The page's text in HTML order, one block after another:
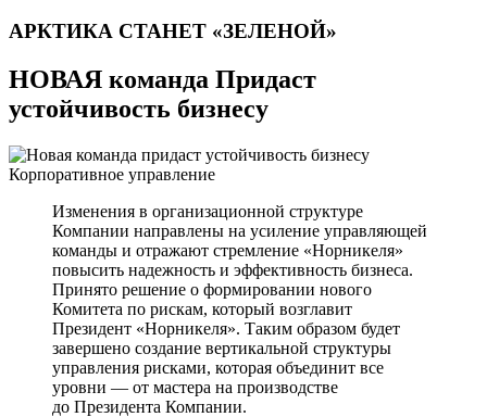
АРКТИКА СТАНЕТ «ЗЕЛЕНОЙ»
НОВАЯ команда Придаст
устойчивость бизнесу
Корпоративное управление
Изменения в организационной структуре
Компании направлены на усиление управляющей
команды и отражают стремление «Норникеля»
повысить надежность и эффективность бизнеса.
Принято решение о формировании нового
Комитета по рискам, который возглавит
Президент «Норникеля». Таким образом будет
завершено создание вертикальной структуры
управления рисками, которая объединит все
уровни — от мастера на производстве
до Президента Компании.